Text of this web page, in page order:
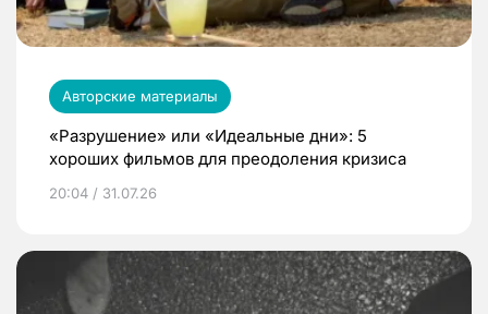
Авторские материалы
«Разрушение» или «Идеальные дни»: 5
хороших фильмов для преодоления кризиса
20:04 / 31.07.26